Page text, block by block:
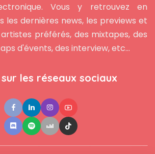
Vous y retrouvez en
les dernières news, les previews et
préférés, des mixtapes, des
d'évents, des interview, etc...
les réseaux sociaux